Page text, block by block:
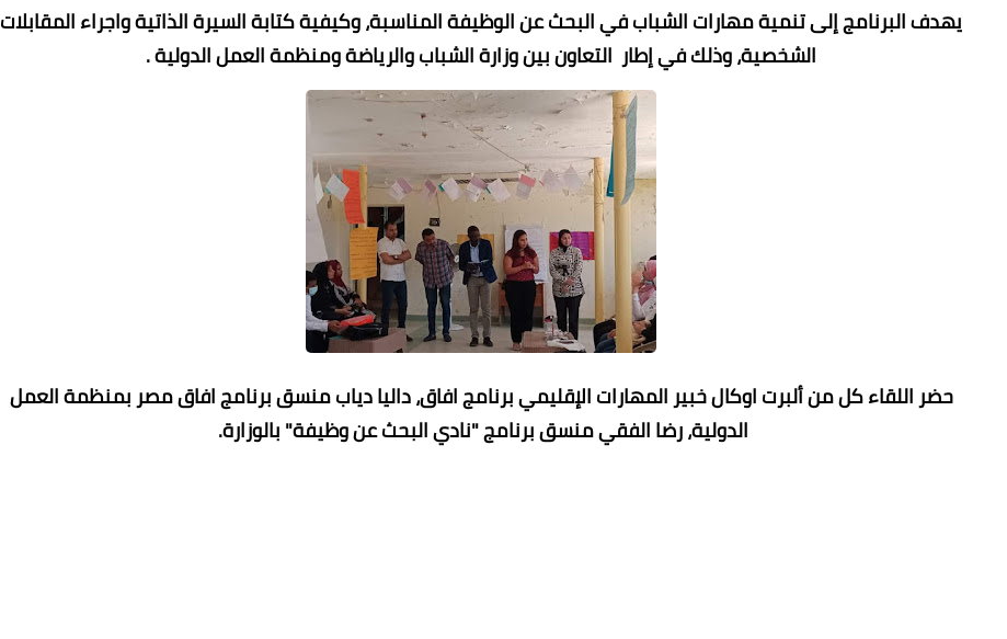
يهدف البرنامج إلى تنمية مهارات الشباب في البحث عن الوظيفة المناسبة، وكيفية كتابة السيرة الذاتية واجراء المقابلات
الشخصية، وذلك في إطار التعاون بين وزارة الشباب والرياضة ومنظمة العمل الدولية .
حضر اللقاء كل من ألبرت اوكال خبير المهارات الإقليمي برنامج افاق، داليا دياب منسق برنامج افاق مصر بمنظمة العمل
الدولية، رضا الفقي منسق برنامج "نادي البحث عن وظيفة" بالوزارة.